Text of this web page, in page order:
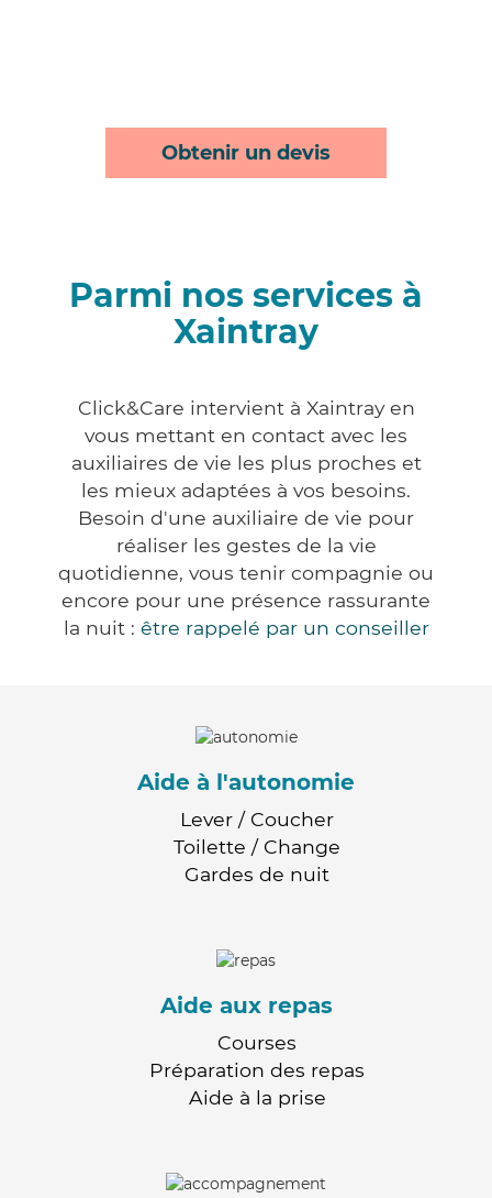
Obtenir un devis
Parmi nos services à
Xaintray
Click&Care intervient à Xaintray en
vous mettant en contact avec les
auxiliaires de vie les plus proches et
les mieux adaptées à vos besoins.
Besoin d'une auxiliaire de vie pour
réaliser les gestes de la vie
quotidienne, vous tenir compagnie ou
encore pour une présence rassurante
la nuit : être rappelé par un conseiller
Aide à l'autonomie
Lever / Coucher
Toilette / Change
Gardes de nuit
Aide aux repas
Courses
Préparation des repas
Aide à la prise